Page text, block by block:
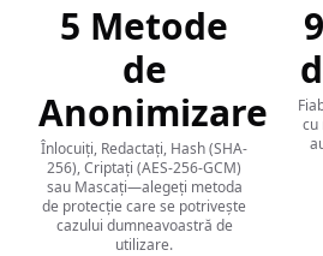
5 Metode
de
Anonimizare
Înlocuiți, Redactați, Hash (SHA-
256), Criptați (AES-256-GCM)
sau Mascați—alegeți metoda
de protecție care se potrivește
cazului dumneavoastră de
utilizare.
cu